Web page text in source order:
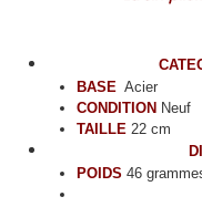
BASE Acier
CONDITION Neuf
TAILLE 22 cm
POIDS 46